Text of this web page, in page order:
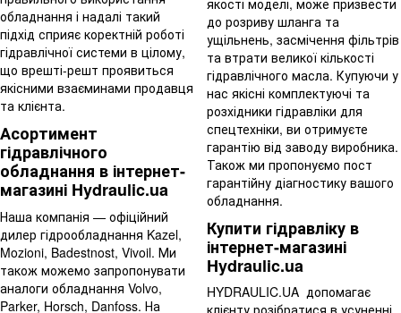
обладнання і надалі такий
підхід сприяє коректній роботі
гідравлічної системи в цілому,
що врешті-решт проявиться
якісними взаєминами продавця
та клієнта.
Асортимент
гідравлічного
обладнання в інтернет-
магазині Hydraulic.ua
Наша компанія — офіційний
дилер гідрообладнання Kazel,
Mozioni, Badestnost, Vivoil. Ми
також можемо запропонувати
аналоги обладнання Volvo,
Parker, Horsch, Danfoss. На
до розриву шланга та
ущільнень, засмічення фільтрів
та втрати великої кількості
гідравлічного масла. Купуючи у
нас якісні комплектуючі та
розхідники гідравліки для
спецтехніки, ви отримуєте
гарантію від заводу виробника.
Також ми пропонуємо пост
гарантійну діагностику вашого
обладнання.
Купити гідравліку в
інтернет-магазині
Hydraulic.ua
HYDRAULIC.UA допомагає